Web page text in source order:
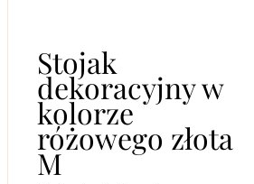
Stojak
dekoracyjny w
kolorze
różowego złota
M